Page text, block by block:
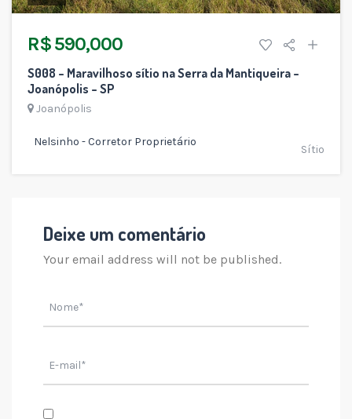
R$ 590,000
S008 – Maravilhoso sítio na Serra da Mantiqueira –
Joanópolis – SP
Joanópolis
Nelsinho - Corretor Proprietário
Sítio
Deixe um comentário
Your email address will not be published.